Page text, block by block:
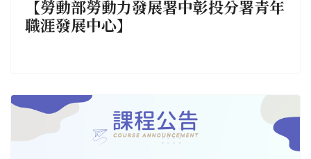
【勞動部勞動力發展署中彰投分署青年
職涯發展中心】